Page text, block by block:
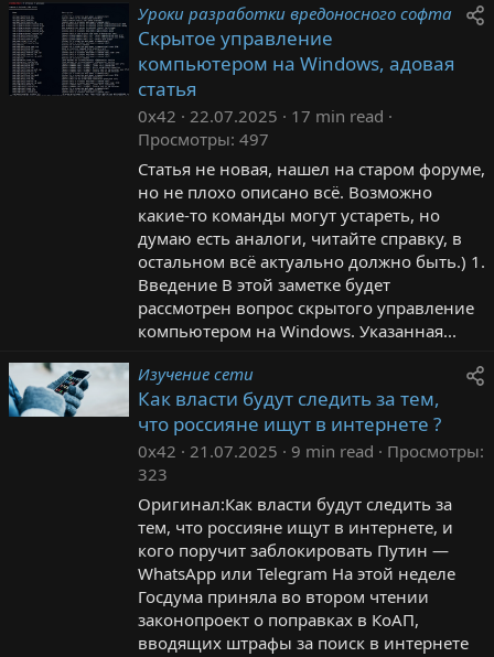
Уроки разработки вредоносного софта
Скрытое управление
компьютером на Windows, адовая
статья
0x42 22.07.2025
17 min read
Просмотры 497
Статья не новая, нашел на старом форуме,
но не плохо описано всё. Возможно
какие-то команды могут устареть, но
думаю есть аналоги, читайте справку, в
остальном всё актуально должно быть.) 1.
Введение В этой заметке будет
рассмотрен вопрос скрытого управление
компьютером на Windows. Указанная...
Изучение сети
Как власти будут следить за тем,
что россияне ищут в интернете ?
0x42 21.07.2025 9 min read
Просмотры
323
Оригинал:Как власти будут следить за
тем, что россияне ищут в интернете, и
кого поручит заблокировать Путин —
WhatsApp или Telegram На этой неделе
Госдума приняла во втором чтении
законопроект о поправках в КоАП,
вводящих штрафы за поиск в интернете